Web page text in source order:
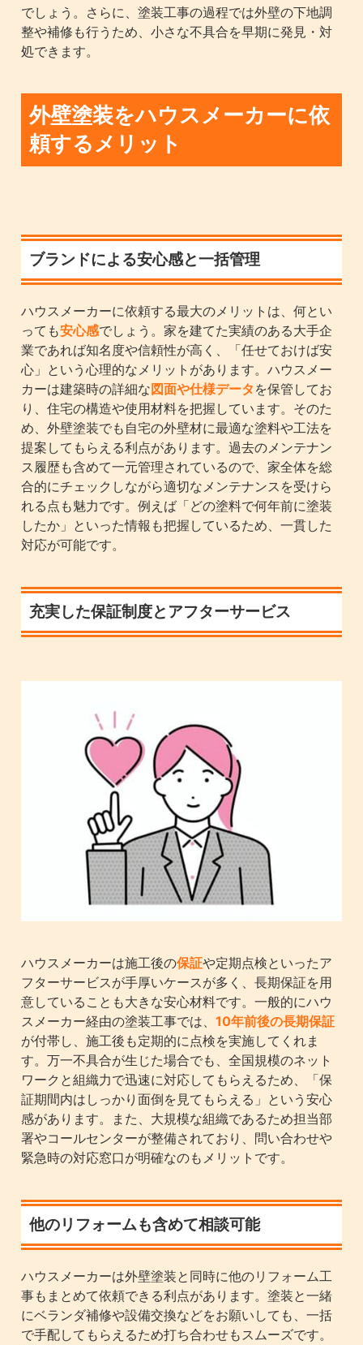
でしょう。さらに、塗装工事の過程では外壁の下地調
整や補修も行うため、小さな不具合を早期に発見・対
処できます。
外壁塗装をハウスメーカーに依
頼するメリット
ブランドによる安心感と一括管理
ハウスメーカーに依頼する最大のメリットは、何とい
っても安心感でしょう。家を建てた実績のある大手企
業であれば知名度や信頼性が高く、「任せておけば安
心」という心理的なメリットがあります。ハウスメー
カーは建築時の詳細な図面や仕様データ を保管してお
り、住宅の構造や使用材料を把握しています。そのた
め、外壁塗装でも自宅の外壁材に最適な塗料や工法を
提案してもらえる利点があります。過去のメンテナン
ス履歴も含めて一元管理されているので、家全体を総
合的にチェックしながら適切なメンテナンスを受けら
れる点も魅力です。例えば「どの塗料で何年前に塗装
したか」といった情報も把握しているため、一貫した
対応が可能です。
充実した保証制度とアフターサービス
ハウスメーカーは施工後の保証や定期点検といったア
フターサービスが手厚いケースが多く、長期保証を用
意していることも大きな安心材料です。一般的にハウ
スメーカー経由の塗装工事では、10年前後の長期保証
が付帯し、施工後も定期的に点検を実施してくれま
す。万一不具合が生じた場合でも、全国規模のネット
ワークと組織力で迅速に対応してもらえるため、「保
証期間内はしっかり面倒を見てもらえる」という安心
感があります。また、大規模な組織であるため担当部
署やコールセンターが整備されており、問い合わせや
緊急時の対応窓口が明確なのもメリットです。
他のリフォームも含めて相談可能
ハウスメーカーは外壁塗装と同時に他のリフォーム工
事もまとめて依頼できる利点があります。塗装と一緒
にベランダ補修や設備交換などをお願いしても、一括
で手配してもらえるため打ち合わせもスムーズです。